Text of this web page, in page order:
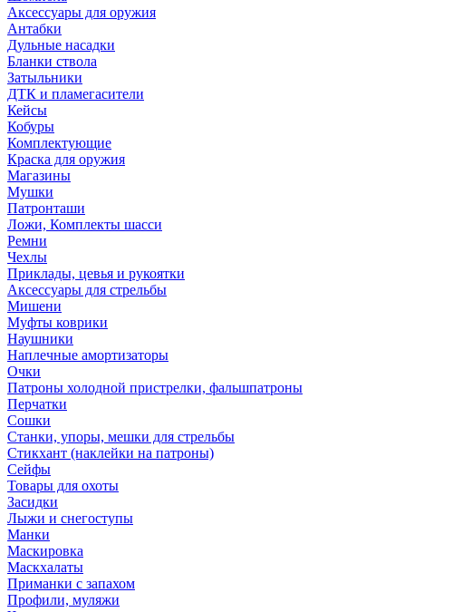
Аксессуары для оружия
Антабки
Дульные насадки
Бланки ствола
Затыльники
ДТК и пламегасители
Кейсы
Кобуры
Комплектующие
Краска для оружия
Магазины
Мушки
Патронташи
Ложи, Комплекты шасси
Ремни
Чехлы
Приклады, цевья и рукоятки
Аксессуары для стрельбы
Мишени
Муфты коврики
Наушники
Наплечные амортизаторы
Очки
Патроны холодной пристрелки, фальшпатроны
Перчатки
Сошки
Станки, упоры, мешки для стрельбы
Стикхант (наклейки на патроны)
Сейфы
Товары для охоты
Засидки
Лыжи и снегоступы
Манки
Маскировка
Маскхалаты
Приманки с запахом
Профили, муляжи